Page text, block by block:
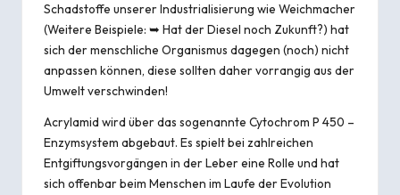
Schadstoffe unserer Industrialisierung wie Weichmacher
(Weitere Beispiele: ➥ Hat der Diesel noch Zukunft?) hat
sich der menschliche Organismus dagegen (noch) nicht
anpassen können, diese sollten daher vorrangig aus der
Umwelt verschwinden!
Acrylamid wird über das sogenannte Cytochrom P 450 –
Enzymsystem abgebaut. Es spielt bei zahlreichen
Entgiftungsvorgängen in der Leber eine Rolle und hat
sich offenbar beim Menschen im Laufe der Evolution